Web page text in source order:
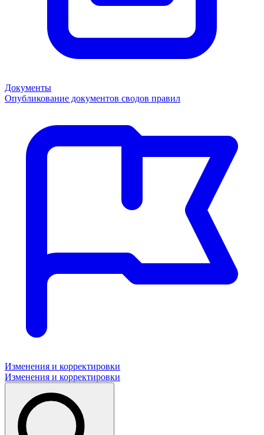
Документы
Опубликование документов сводов правил
Изменения и корректировки
Изменения и корректировки